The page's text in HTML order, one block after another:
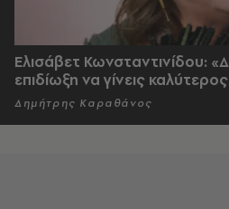
Ελισάβετ Κωνσταντινίδου:
επιδίωξη να γίνεις
Δημήτρης Καραθάνος